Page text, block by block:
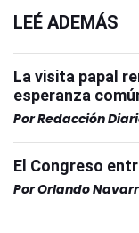
LEÉ ADEMÁS
La visita papal
esperanza
PorRedacción
El Congreso
PorOrlando